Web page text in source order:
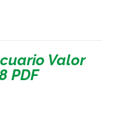
Valor
PDF